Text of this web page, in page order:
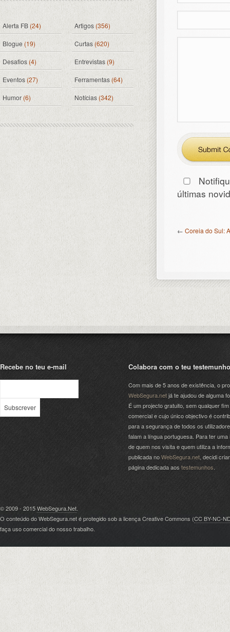
últimas
← Coreia do Sul:
Alerta FB(24) Artigos (356)
Blogue (19) Curtas (620)
Desafios (4) Entrevistas (9)
Eventos(27) Ferramentas(64)
Humor (6) Notícias(342)
Recebe no teu e-mail Colabora com o teu testemunho
Com mais de 5 anos de existência, o
WebSegura.netjá te ajudou de alguma
É um projecto gratuito, sem qualquer fim
comercial e cujo único objectivo é
para a segurança de todos os
falam a língua portuguesa. Para ter uma
de quem nos visita e quem utiliza a
publicada noWebSegura.net , decidi
página dedicada aos testemunhos
© 2009 - 2015WebSegura.Net.
O conteúdo do WebSegura.net é protegido sob a licença Creative Commons (CC BY-NC-
faça uso comercial do nosso trabalho.